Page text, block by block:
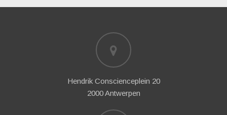
Hendrik Conscienceplein 20
2000 Antwerpen